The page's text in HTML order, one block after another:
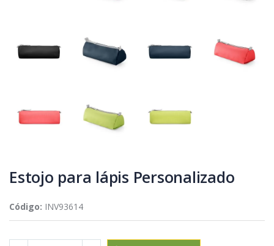
Estojo para lápis Personalizado
Código: INV93614